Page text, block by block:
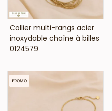
VOIR LE PRIX
Collier multi-rangs acier
inoxydable chaîne à billes
0124579
PROMO